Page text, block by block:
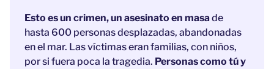
Esto es un crimen, un asesinato en masade
hasta 600 personas desplazadas, abandonadas
en el mar. Las víctimas eran familias, con niños,
por si fuera poca la tragedia. Personas como tú y